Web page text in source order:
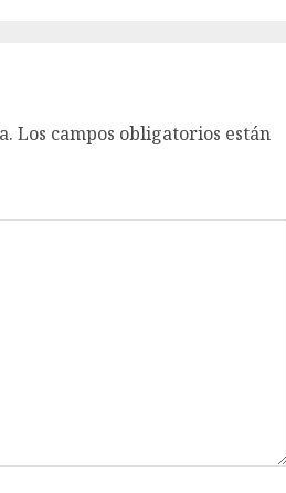
Los campos obligatorios están